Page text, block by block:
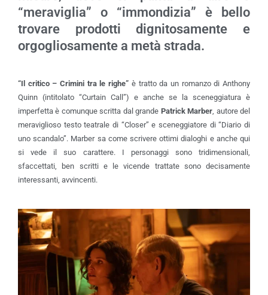
“meraviglia” o “immondizia” è bello
trovare prodotti dignitosamente e
orgogliosamente a metà strada.
“Il critico – Crimini tra le righe” è tratto da un romanzo di Anthony
Quinn (intitolato “Curtain Call”) e anche se la sceneggiatura è
imperfetta è comunque scritta dal grande Patrick Marber , autore del
meraviglioso testo teatrale di “Closer” e sceneggiatore di “Diario di
uno scandalo”. Marber sa come scrivere ottimi dialoghi e anche qui
si vede il suo carattere. I personaggi sono tridimensionali,
sfaccettati, ben scritti e le vicende trattate sono decisamente
interessanti, avvincenti.